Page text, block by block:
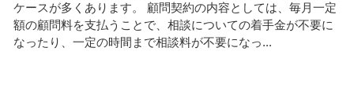
ケースが多くあります。 顧問契約の内容としては、毎月一定
額の顧問料を支払うことで、相談についての着手金が不要に
なったり、一定の時間まで相談料が不要になっ...